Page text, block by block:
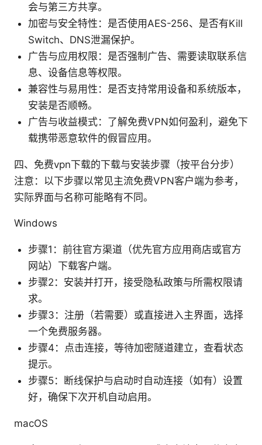
会与第三方共享。
加密与安全特性：是否使用AES-256、是否有Kill
Switch、DNS泄漏保护。
广告与应用权限：是否强制广告、需要读取联系信
息、设备信息等权限。
兼容性与易用性：是否支持常用设备和系统版本，
安装是否顺畅。
广告与收益模式：了解免费VPN如何盈利，避免下
载携带恶意软件的假冒应用。
四、免费vpn下载的下载与安装步骤（按平台分步）
注意：以下步骤以常见主流免费VPN客户端为参考，
实际界面与名称可能略有不同。
Windows
步骤1：前往官方渠道（优先官方应用商店或官方
网站）下载客户端。
步骤2：安装并打开，接受隐私政策与所需权限请
求。
步骤3：注册（若需要）或直接进入主界面，选择
一个免费服务器。
步骤4：点击连接，等待加密隧道建立，查看状态
提示。
步骤5：断线保护与启动时自动连接（如有）设置
好，确保下次开机自动启用。
macOS